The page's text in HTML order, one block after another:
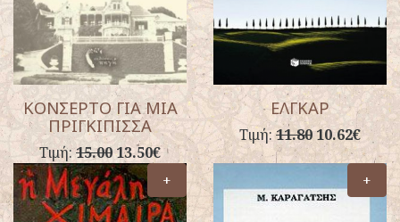
ΚΟΝΣΕΡΤΟ ΓΙΑ ΜΙΑ
ΠΡΙΓΚΙΠΙΣΣΑ
Τιμή:15.0013.50€
ΕΛΓΚΑΡ
Τιμή:11.8010.62€
+ +